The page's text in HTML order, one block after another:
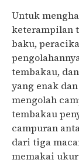
Untuk
keterampilan
baku,
tembakau,
yang enak
mengolah
tembakau
campuran
dari tiga
memakai